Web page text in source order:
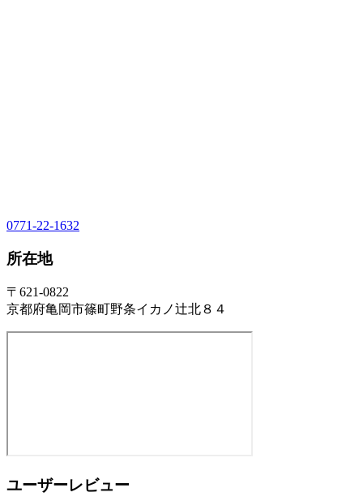
0771-22-1632
所在地
〒621-0822
京都府亀岡市篠町野条イカノ辻北８４
ユーザーレビュー